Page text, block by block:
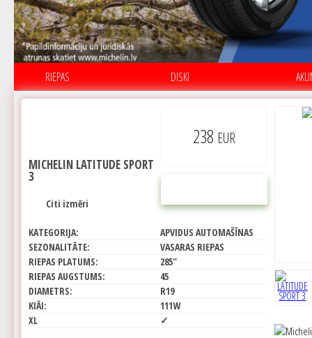
RIEPAS DISKI
238 EUR
MICHELIN LATITUDE SPORT
3
Citi izmēri
KATEGORIJA:
APVIDUS AUTOMAŠĪNAS
SEZONALITĀTE:
VASARAS RIEPAS
RIEPAS PLATUMS:
285"
RIEPAS AUGSTUMS:
45
DIAMETRS:
R19
KIĀI:
111W
XL
✓